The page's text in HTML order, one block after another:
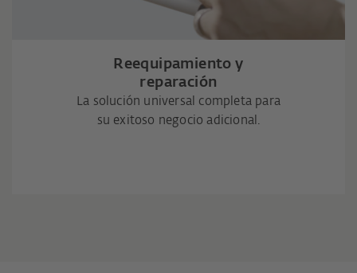
Reequipamiento y
reparación
La solución universal completa para
su exitoso negocio adicional.